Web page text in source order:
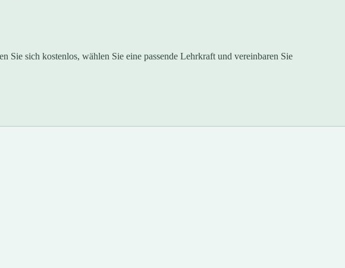
sich kostenlos, wählen Sie eine passende Lehrkraft und vereinbaren Sie